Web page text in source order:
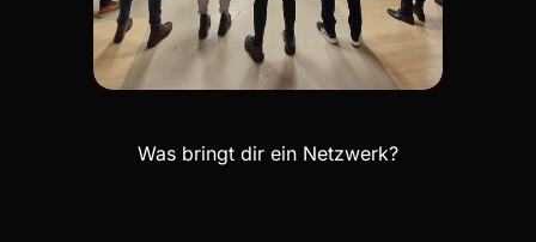
Was bringt dir ein Netzwerk?